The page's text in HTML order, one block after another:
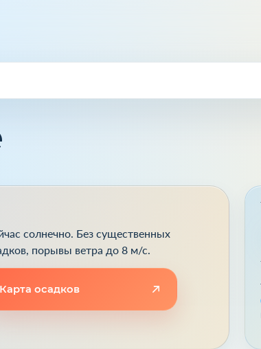
солнечно. Без существенных
порывы ветра до 8 м/с.
Карта осадков